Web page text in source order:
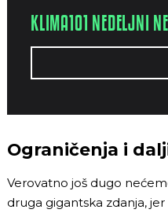
KLIMA101 NEDELJNI
Ograničenja i
Verovatno još dugo
druga gigantska zdanja,